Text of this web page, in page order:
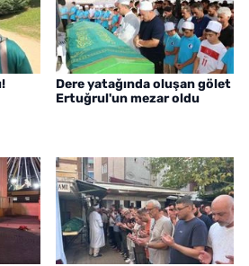
Dere yatağında oluşan gölet
Ertuğrul'un mezar oldu